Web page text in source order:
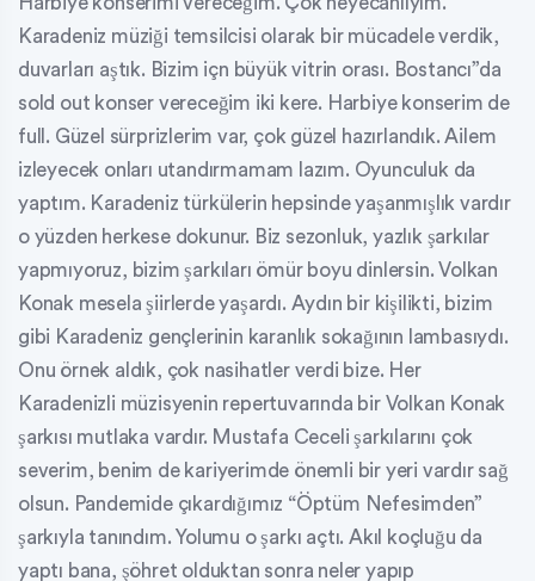
Karadeniz müziği temsilcisi olarak bir mücadele verdik,
duvarları aştık. Bizim içn büyük vitrin orası. Bostancı”da
sold out konser vereceğim iki kere. Harbiye konserim de
full. Güzel sürprizlerim var, çok güzel hazırlandık. Ailem
izleyecek onları utandırmamam lazım. Oyunculuk da
yaptım. Karadeniz türkülerin hepsinde yaşanmışlık vardır
o yüzden herkese dokunur. Biz sezonluk, yazlık şarkılar
yapmıyoruz, bizim şarkıları ömür boyu dinlersin. Volkan
Konak mesela şiirlerde yaşardı. Aydın bir kişilikti, bizim
gibi Karadeniz gençlerinin karanlık sokağının lambasıydı.
Onu örnek aldık, çok nasihatler verdi bize. Her
Karadenizli müzisyenin repertuvarında bir Volkan Konak
şarkısı mutlaka vardır. Mustafa Ceceli şarkılarını çok
severim, benim de kariyerimde önemli bir yeri vardır sağ
olsun. Pandemide çıkardığımız “Öptüm Nefesimden”
şarkıyla tanındım. Yolumu o şarkı açtı. Akıl koçluğu da
yaptı bana, şöhret olduktan sonra neler yapıp